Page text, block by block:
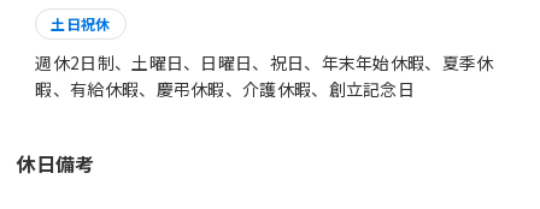
土日祝休
週休2日制、土曜日、日曜日、祝日、年末年始休暇、夏季休
暇、有給休暇、慶弔休暇、介護休暇、創立記念日
休日備考